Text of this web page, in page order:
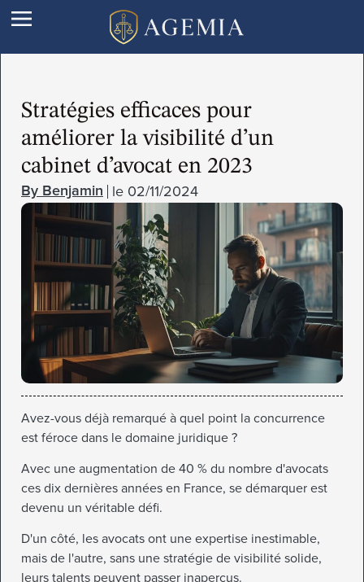
Stratégies efficaces pour
améliorer la visibilité d’un
cabinet d’avocat en 2023
Benjamin le 02/11/2024
Avez-vous déjà remarqué à quel point la concurrence
est féroce dans le domaine juridique ?
Avec une augmentation de 40 % du nombre d'avocats
ces dix dernières années en France, se démarquer est
devenu un véritable défi.
D'un côté, les avocats ont une expertise inestimable,
mais de l'autre, sans une stratégie de visibilité solide,
leurs talents peuvent passer inaperçus.